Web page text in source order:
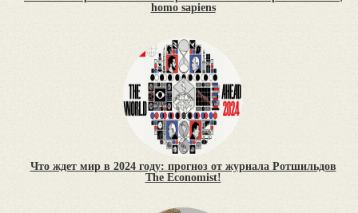
homo sapiens
Что ждет мир в 2024 году: прогноз от журнала Ротшильдов
The Economist!